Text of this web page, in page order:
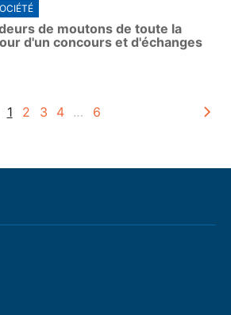
de moutons de toute la
d'un concours et d'échanges
1 2 3 4 … 6